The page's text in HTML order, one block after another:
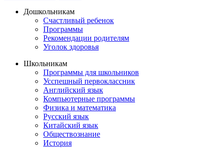
Дошкольникам
Счастливый ребенок
Программы
Рекомендации родителям
Уголок здоровья
Школьникам
Программы для школьников
Усспешный первоклассник
Английский язык
Компьютерные программы
Физика и математика
Русский язык
Китайский язык
Обществознание
История